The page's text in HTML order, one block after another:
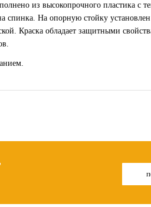
из высокопрочного пластика с
спинка. На опорную стойку
Краска обладает защитными